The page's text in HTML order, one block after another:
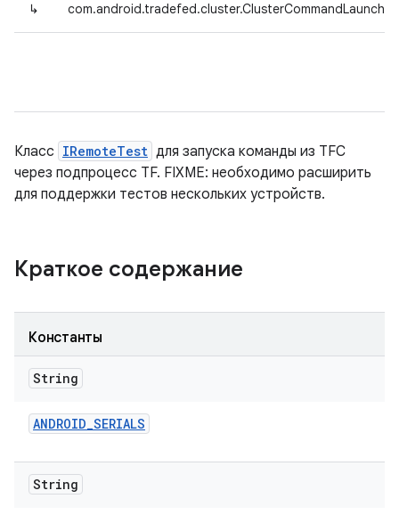
↳ com.android.tradefed.cluster.ClusterCommandLauncher
Класс IRemoteTest для запуска команды из TFC
через подпроцесс TF. FIXME: необходимо расширить
для поддержки тестов нескольких устройств.
Краткое содержание
Константы
String
ANDROID_SERIALS
String